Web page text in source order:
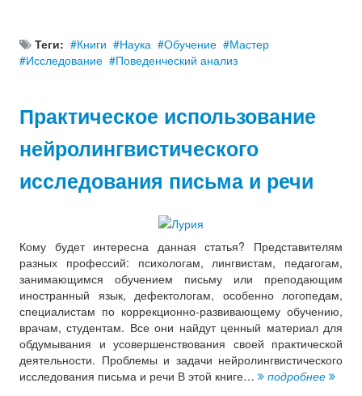
Теги: Книги Наука Обучение
Мастер
Исследование
Поведенческий анализ
Практическое использование
нейролингвистического
исследования письма и речи
Кому будет интересна данная статья? Представителям
разных профессий: психологам, лингвистам, педагогам,
занимающимся обучением письму или преподающим
иностранный язык, дефектологам, особенно логопедам,
специалистам по коррекционно-развивающему обучению,
врачам, студентам. Все они найдут ценный материал для
обдумывания и усовершенствования своей практической
деятельности. Проблемы и задачи нейролингвистического
исследования письма и речи В этой книге…
подробнее